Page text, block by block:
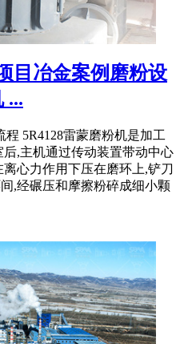
目冶金案例磨粉设
...
程 5R4128雷蒙磨粉机是加工
,主机通过传动装置带动中心
心力作用下压在磨环上,铲刀
,经碾压和摩擦粉碎成细小颗